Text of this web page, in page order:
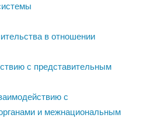
в отношении
с представительным
с
и межнациональным